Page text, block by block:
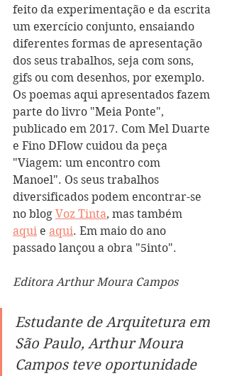
feito da experimentação e da escrita
um exercício conjunto, ensaiando
diferentes formas de apresentação
dos seus trabalhos, seja com sons,
gifs ou com desenhos, por exemplo.
Os poemas aqui apresentados fazem
parte do livro "Meia Ponte",
publicado em 2017. Com Mel Duarte
e Fino DFlow cuidou da peça
"Viagem: um encontro com
Manoel". Os seus trabalhos
diversificados podem encontrar-se
no blog Voz Tinta, mas também
aqui e aqui. Em maio do ano
passado lançou a obra "5into".
Editora Arthur Moura Campos
Estudante de Arquitetura em
São Paulo, Arthur Moura
Campos teve oportunidade